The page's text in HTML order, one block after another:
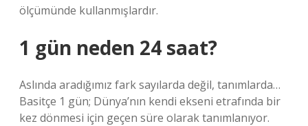
ölçümünde kullanmışlardır.
1 gün neden 24 saat?
Aslında aradığımız fark sayılarda değil, tanımlarda…
Basitçe 1 gün; Dünya’nın kendi ekseni etrafında bir
kez dönmesi için geçen süre olarak tanımlanıyor.